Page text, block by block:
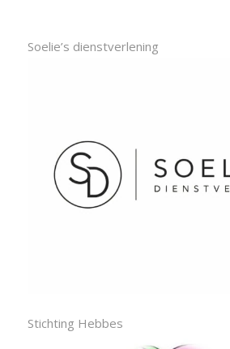
Soelie’s dienstverlening
Stichting Hebbes